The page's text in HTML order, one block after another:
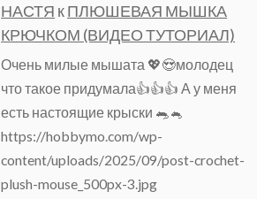
НАСТЯ кПЛЮШЕВАЯ МЫШКА
КРЮЧКОМ (ВИДЕО ТУТОРИАЛ)
Очень милые мышата 💖😍молодец
что такое придумала👍👍👍 А у меня
есть настоящие крыски 🐀🐁
https://hobbymo.com/wp-
content/uploads/2025/09/post-crochet-
plush-mouse_500px-3.jpg